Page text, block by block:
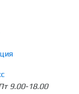
9.00-18.00